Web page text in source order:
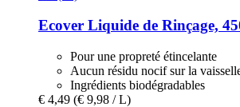
Ecover Liquide de Rinçage,
Pour une propreté étincelante
Aucun résidu nocif sur la
Ingrédients biodégradables
€ 4,49 (€ 9,98 / L)